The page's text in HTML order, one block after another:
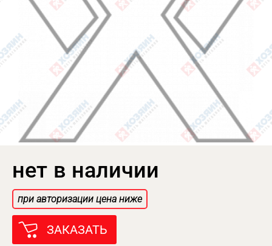
нет в наличии
при авторизации цена ниже
ЗАКАЗАТЬ